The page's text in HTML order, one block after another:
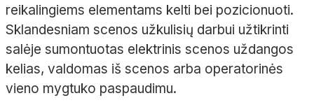
reikalingiems elementams kelti bei pozicionuoti.
Sklandesniam scenos užkulisių darbui užtikrinti
salėje sumontuotas elektrinis scenos uždangos
kelias, valdomas iš scenos arba operatorinės
vieno mygtuko paspaudimu.